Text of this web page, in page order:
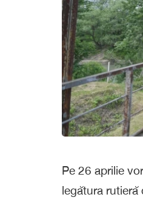
Pe 26 aprilie
legătura